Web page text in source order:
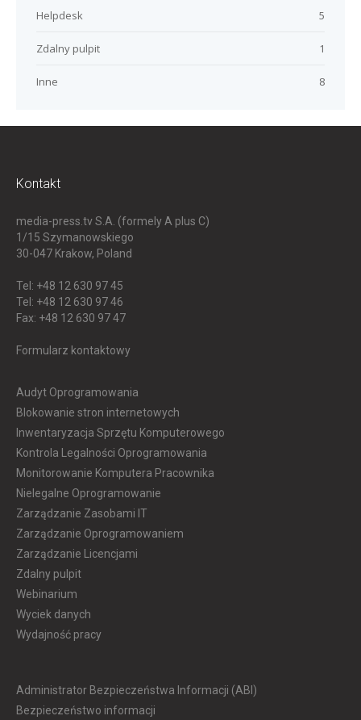
5
Helpdesk
1
Zdalny pulpit
8
Inne
Kontakt
media-press.tv S.A. (formely A plus C)
1/15 Szymanowskiego
30-047 Krakow, Poland
Tel: +48 12 630 97 45
Tel: +48 12 630 97 46
Fax: +48 12 630 97 47
Formularz kontaktowy
Audyt Oprogramowania
Blokowanie stron internetowych
Inwentaryzacja Sprzętu Komputerowego
Kontrola Legalności Oprogramowania
Monitorowanie Komputera Pracownika
Nielegalne Oprogramowanie
Zarządzanie Zasobami IT
Zarządzanie Oprogramowaniem
Zarządzanie Licencjami
Zdalny pulpit
Webinarium
Wyciek danych
Wydajność pracy
Administrator Bezpieczeństwa Informacji (ABI)
Bezpieczeństwo informacji